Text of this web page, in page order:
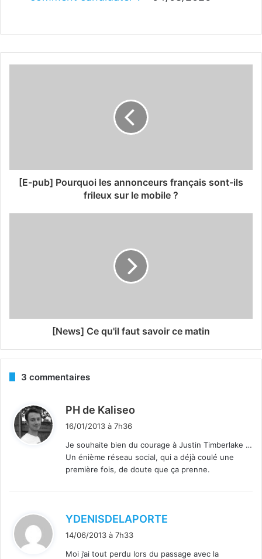
[E-pub] Pourquoi les annonceurs français sont-ils
frileux sur le mobile ?
[News] Ce qu'il faut savoir ce matin
3 commentaires
PH de Kaliseo
:
16/01/2013 à 7h36
Je souhaite bien du courage à Justin Timberlake …
Un énième réseau social, qui a déjà coulé une
première fois, de doute que ça prenne.
YDENISDELAPORTE
14/06/2013 à 7h33
Moi j’ai tout perdu lors du passage avec la